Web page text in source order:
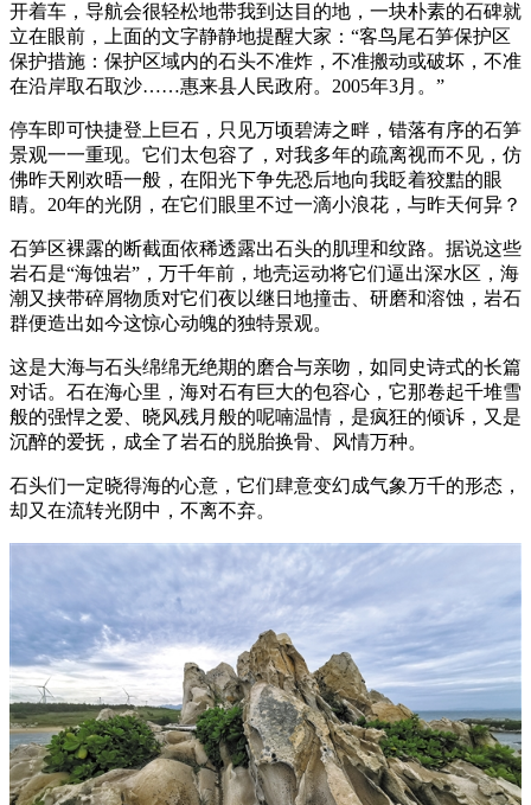
开着车，导航会很轻松地带我到达目的地，一块朴素的石碑就
立在眼前，上面的文字静静地提醒大家：“客鸟尾石笋保护区
保护措施：保护区域内的石头不准炸，不准搬动或破坏，不准
在沿岸取石取沙……惠来县人民政府。2005年3月。”
停车即可快捷登上巨石，只见万顷碧涛之畔，错落有序的石笋
景观一一重现。它们太包容了，对我多年的疏离视而不见，仿
佛昨天刚欢晤一般，在阳光下争先恐后地向我眨着狡黠的眼
睛。20年的光阴，在它们眼里不过一滴小浪花，与昨天何异？
石笋区裸露的断截面依稀透露出石头的肌理和纹路。据说这些
岩石是“海蚀岩”，万千年前，地壳运动将它们逼出深水区，海
潮又挟带碎屑物质对它们夜以继日地撞击、研磨和溶蚀，岩石
群便造出如今这惊心动魄的独特景观。
这是大海与石头绵绵无绝期的磨合与亲吻，如同史诗式的长篇
对话。石在海心里，海对石有巨大的包容心，它那卷起千堆雪
般的强悍之爱、晓风残月般的呢喃温情，是疯狂的倾诉，又是
沉醉的爱抚，成全了岩石的脱胎换骨、风情万种。
石头们一定晓得海的心意，它们肆意变幻成气象万千的形态，
却又在流转光阴中，不离不弃。